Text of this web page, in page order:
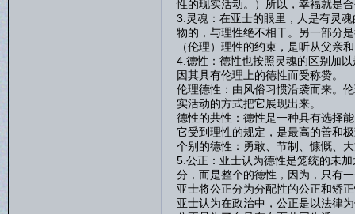
性的现实活动。）所以，幸福就是
3.灵魂：在亚士的眼里，人是有灵
物的，与理性绝不相干。另一部分
（伦理）理性的约束，是听从父亲
4.德性：德性也按照灵魂的区别加
因其具有伦理上的德性而受称赞。
伦理德性：由风俗习惯沿袭而来。
实活动的方式把它展现出来。
德性的共性：德性是一种具有选择
它受到理性的规定，是最高的善和
个别的德性：勇敢、节制、慷慨、
5.公正：亚士认为德性是笼统的未
分，而是整个的德性，因为，只有
亚士将公正分为分配性的公正和矫
亚士认为在政治中，公正是以法律